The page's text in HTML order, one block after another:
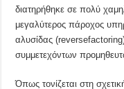
διατηρήθηκε σε πολύ
μεγαλύτερος πάροχος
αλυσίδας
συμμετεχόντων
Όπως τονίζεται στη